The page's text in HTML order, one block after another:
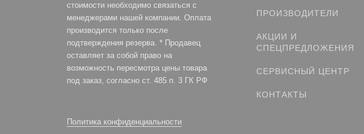
стоимости необходимо связаться с
менеджерами нашей компании. Оплата
производится только после
подтверждения резерва. * Продавец
оставляет за собой право на
возможность пересмотра цены товара
под заказ, согласно ст. 485 п. 3 ГК РФ
Политика конфиденциальности
ПРОИЗВОДИТЕЛИ
АКЦИИ И
СПЕЦПРЕДЛОЖЕНИЯ
СЕРВИСНЫЙ ЦЕНТР
КОНТАКТЫ